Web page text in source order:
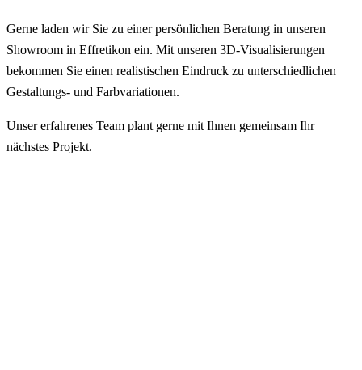
Gerne laden wir Sie zu einer persönlichen Beratung in unseren
Showroom in Effretikon ein. Mit unseren 3D-Visualisierungen
bekommen Sie einen realistischen Eindruck zu unterschiedlichen
Gestaltungs- und Farbvariationen.
Unser erfahrenes Team plant gerne mit Ihnen gemeinsam Ihr
nächstes Projekt.